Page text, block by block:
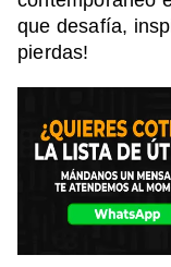
que desafía,
pierdas!